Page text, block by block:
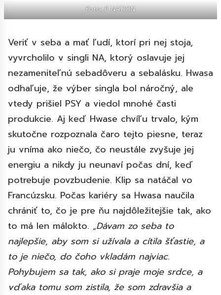
Foto: P NATION
Veriť v seba a mať ľudí, ktorí pri nej stoja,
vyvrcholilo v singli NA, ktorý oslavuje jej
nezameniteľnú sebadôveru a sebalásku. Hwasa
odhaľuje, že výber singla bol náročný, ale
vtedy prišiel PSY a viedol mnohé časti
produkcie. Aj keď Hwase chvíľu trvalo, kým
skutočne rozpoznala čaro tejto piesne, teraz
ju vníma ako niečo, čo neustále zvyšuje jej
energiu a nikdy ju neunaví počas dní, keď
potrebuje povzbudenie. Klip sa natáčal vo
Francúzsku. Počas kariéry sa Hwasa naučila
chrániť to, čo je pre ňu najdôležitejšie tak, ako
to má len málokto. „Dávam zo seba to
najlepšie, aby som si užívala a cítila šťastie, a
to je niečo, do čoho vkladám najviac.
Pohybujem sa tak, ako si praje moje srdce, a
vďaka tomu som zistila, že som zdravšia a